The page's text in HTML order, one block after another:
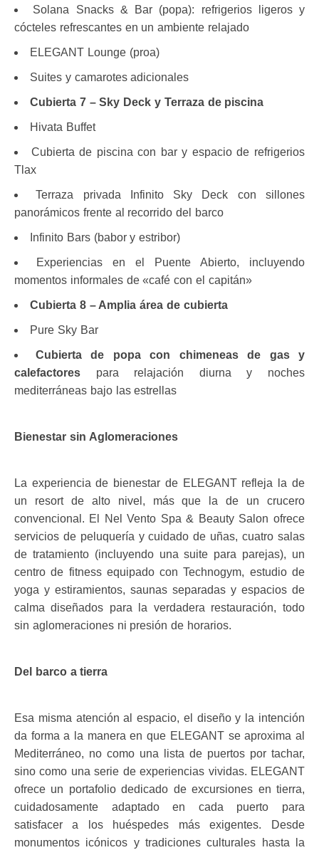
Solana Snacks & Bar (popa): refrigerios ligeros y
cócteles refrescantes en un ambiente relajado
ELEGANT Lounge (proa)
Suites y camarotes adicionales
Cubierta 7 – Sky Deck y Terraza de piscina
Hivata Buffet
Cubierta de piscina con bar y espacio de refrigerios
Tlax
Terraza privada Infinito Sky Deck con sillones
panorámicos frente al recorrido del barco
Infinito Bars (babor y estribor)
Experiencias en el Puente Abierto, incluyendo
momentos informales de «café con el capitán»
Cubierta 8 – Amplia área de cubierta
Pure Sky Bar ​
Cubierta de popa con chimeneas de gas y
calefactores para relajación diurna y noches
mediterráneas bajo las estrellas
Bienestar sin Aglomeraciones
La experiencia de bienestar de ELEGANT refleja la de
un resort de alto nivel, más que la de un crucero
convencional. El Nel Vento Spa & Beauty Salon ofrece
servicios de peluquería y cuidado de uñas, cuatro salas
de tratamiento (incluyendo una suite para parejas), un
centro de fitness equipado con Technogym, estudio de
yoga y estiramientos, saunas separadas y espacios de
calma diseñados para la verdadera restauración, todo
sin aglomeraciones ni presión de horarios.
Del barco a tierra
Esa misma atención al espacio, el diseño y la intención
da forma a la manera en que ELEGANT se aproxima al
Mediterráneo, no como una lista de puertos por tachar,
sino como una serie de experiencias vividas. ELEGANT
ofrece un portafolio dedicado de excursiones en tierra,
cuidadosamente adaptado en cada puerto para
satisfacer a los huéspedes más exigentes. Desde
monumentos icónicos y tradiciones culturales hasta la